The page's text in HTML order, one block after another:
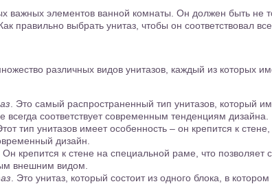
важных элементов ванной комнаты. Он должен быть
правильно выбрать унитаз, чтобы он соответствовал
различных видов унитазов, каждый из которых
. Это самый распространенный тип унитазов, который
всегда соответствует современным тенденциям дизайна.
тип унитазов имеет особенность – он крепится к
дизайн.
Он крепится к стене на специальной раме, что позволяет
внешним видом.
. Это унитаз, который состоит из одного блока, в